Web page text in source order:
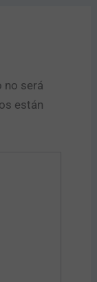
no será
están